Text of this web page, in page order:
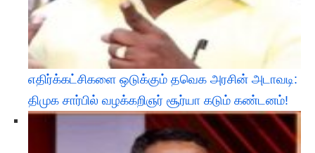
எதிர்க்கட்சிகளை ஒடுக்கும் தவெக அரசின் அடாவடி:
திமுக சார்பில் வழக்கறிஞர் சூர்யா கடும் கண்டனம்! ​